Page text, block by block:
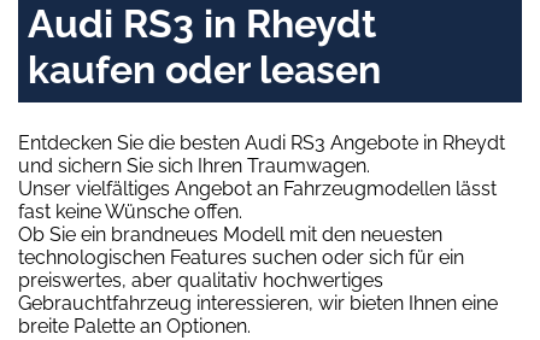
Audi RS3 in Rheydt
kaufen oder leasen
Entdecken Sie die besten Audi RS3 Angebote in Rheydt
und sichern Sie sich Ihren Traumwagen.
Unser vielfältiges Angebot an Fahrzeugmodellen lässt
fast keine Wünsche offen.
Ob Sie ein brandneues Modell mit den neuesten
technologischen Features suchen oder sich für ein
preiswertes, aber qualitativ hochwertiges
Gebrauchtfahrzeug interessieren, wir bieten Ihnen eine
breite Palette an Optionen.